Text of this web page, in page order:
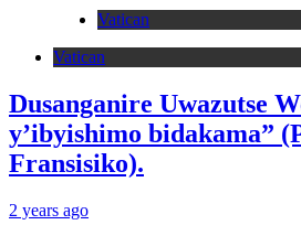
Vatican
Vatican
Dusanganire Uwazutse
y’ibyishimo bidakama”
Fransisiko).
2 years ago